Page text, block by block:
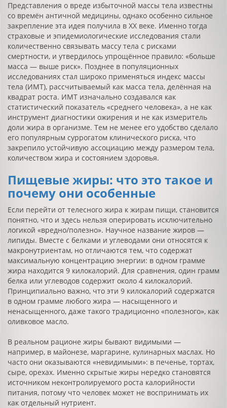
Представления о вреде избыточной массы тела известны
со времён античной медицины, однако особенно сильное
закрепление эта идея получила в XX веке. Именно тогда
страховые и эпидемиологические исследования стали
количественно связывать массу тела с рисками
смертности, и утвердилось упрощённое правило: «больше
масса — выше риск». Позднее в популяционных
исследованиях стал широко применяться индекс массы
тела (ИМТ), рассчитываемый как масса тела, делённая на
квадрат роста. ИМТ изначально создавался как
статистический показатель «среднего человека», а не как
инструмент диагностики ожирения и не как измеритель
доли жира в организме. Тем не менее его удобство сделало
его популярным суррогатом клинического риска, что
закрепило устойчивую ассоциацию между размером тела,
количеством жира и состоянием здоровья.
Пищевые жиры: что это такое и
почему они особенные
Если перейти от телесного жира к жирам пищи, становится
понятно, что и здесь нельзя оперировать исключительно
логикой «вредно/полезно». Научное название жиров —
липиды. Вместе с белками и углеводами они относятся к
макронутриентам, но отличаются тем, что содержат
максимальную концентрацию энергии: в одном грамме
жира находится 9 килокалорий. Для сравнения, один грамм
белка или углеводов содержит около 4 килокалорий.
Принципиально важно, что эти 9 килокалорий содержатся
в одном грамме любого жира — насыщенного и
ненасыщенного, даже такого традиционно «полезного», как
оливковое масло.
В реальном рационе жиры бывают видимыми —
например, в майонезе, маргарине, кулинарных маслах. Но
часто они оказываются «невидимыми»: в печенье, тортах,
сыре, орехах. Именно скрытые жиры нередко становятся
источником неконтролируемого роста калорийности
питания, потому что человек может не воспринимать их
как отдельный нутриент.